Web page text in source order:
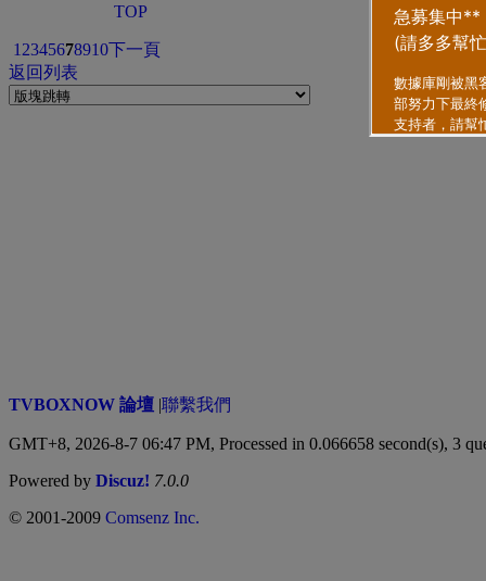
TOP
1 2345678910下一頁
返回列表
TVBOXNOW 論壇 |聯繫我們
GMT+8, 2026-8-7 06:47 PM, Processed in 0.066658 second(s), 3
Powered by Discuz! 7.0.0
© 2001-2009 Comsenz Inc.